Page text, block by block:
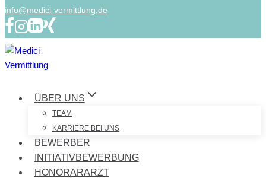
info@medici-vermittlung.de
ÜBER UNS
TEAM
KARRIERE BEI UNS
BEWERBER
INITIATIVBEWERBUNG
HONORARARZT